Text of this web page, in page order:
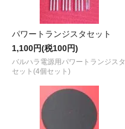
パワートランジスタセット
1,100円(税100円)
バルハラ電源用パワートランジスタ
セット(4個セット)